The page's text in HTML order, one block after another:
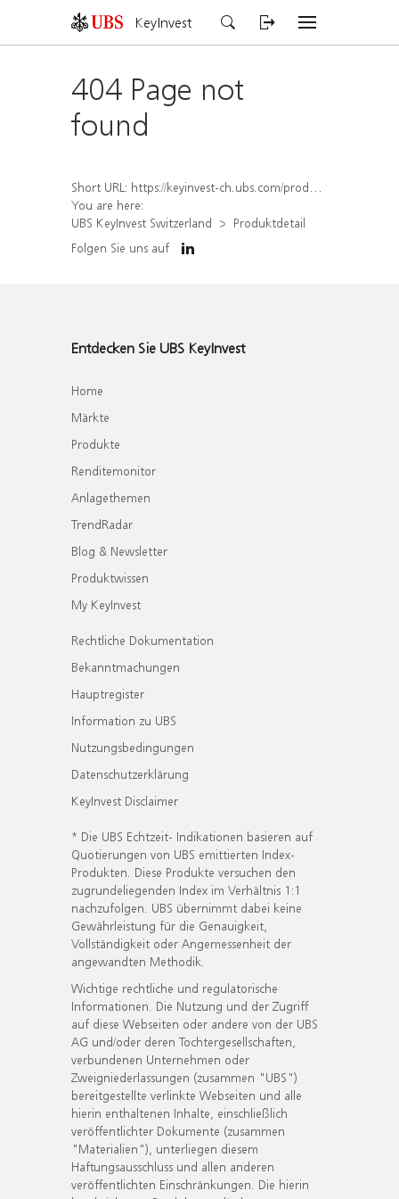
KeyInvest
404 Page not
found
Short URL: https://keyinvest-ch.ubs.com/produkt/detail/index/isin/CH1578503174
You are here:
UBS KeyInvest Switzerland
Produktdetail
Folgen Sie uns auf
Entdecken Sie UBS KeyInvest
Home
Märkte
Produkte
Renditemonitor
Anlagethemen
TrendRadar
Blog & Newsletter
Produktwissen
My KeyInvest
Rechtliche Dokumentation
Bekanntmachungen
Hauptregister
Information zu UBS
Nutzungsbedingungen
Datenschutzerklärung
KeyInvest Disclaimer
* Die UBS Echtzeit- Indikationen basieren auf
Quotierungen von UBS emittierten Index-
Produkten. Diese Produkte versuchen den
zugrundeliegenden Index im Verhältnis 1:1
nachzufolgen. UBS übernimmt dabei keine
Gewährleistung für die Genauigkeit,
Vollständigkeit oder Angemessenheit der
angewandten Methodik.
Wichtige rechtliche und regulatorische
Informationen. Die Nutzung und der Zugriff
auf diese Webseiten oder andere von der UBS
AG und/oder deren Tochtergesellschaften,
verbundenen Unternehmen oder
Zweigniederlassungen (zusammen "UBS")
bereitgestellte verlinkte Webseiten und alle
hierin enthaltenen Inhalte, einschließlich
veröffentlichter Dokumente (zusammen
"Materialien"), unterliegen diesem
Haftungsausschluss und allen anderen
veröffentlichten Einschränkungen. Die hierin